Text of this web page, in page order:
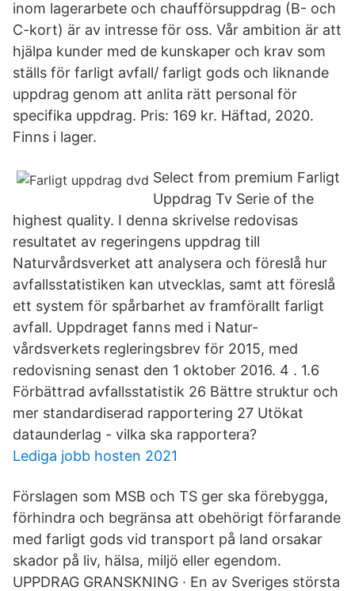
inom lagerarbete och chaufförsuppdrag (B- och
C-kort) är av intresse för oss. Vår ambition är att
hjälpa kunder med de kunskaper och krav som
ställs för farligt avfall/ farligt gods och liknande
uppdrag genom att anlita rätt personal för
specifika uppdrag. Pris: 169 kr. Häftad, 2020.
Finns i lager.
Select from premium Farligt
Uppdrag Tv Serie of the
highest quality. I denna skrivelse redovisas
resultatet av regeringens uppdrag till
Naturvårdsverket att analysera och föreslå hur
avfallsstatistiken kan utvecklas, samt att föreslå
ett system för spårbarhet av framförallt farligt
avfall. Uppdraget fanns med i Natur-
vårdsverkets regleringsbrev för 2015, med
redovisning senast den 1 oktober 2016. 4 . 1.6
Förbättrad avfallsstatistik 26 Bättre struktur och
mer standardiserad rapportering 27 Utökat
dataunderlag - vilka ska rapportera?
Lediga jobb hosten 2021
Förslagen som MSB och TS ger ska förebygga,
förhindra och begränsa att obehörigt förfarande
med farligt gods vid transport på land orsakar
skador på liv, hälsa, miljö eller egendom.
UPPDRAG GRANSKNING · En av Sveriges största